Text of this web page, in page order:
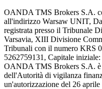
OANDA TMS Brokers S.A.
all'indirizzo Warsaw UNIT,
registrata presso il Tribunale
Varsavia, XIII Divisione
Tribunali con il numero KRS
5262759131, Capitale
OANDA TMS Brokers S.A. è
dell'Autorità di vigilanza
un'autorizzazione del 26